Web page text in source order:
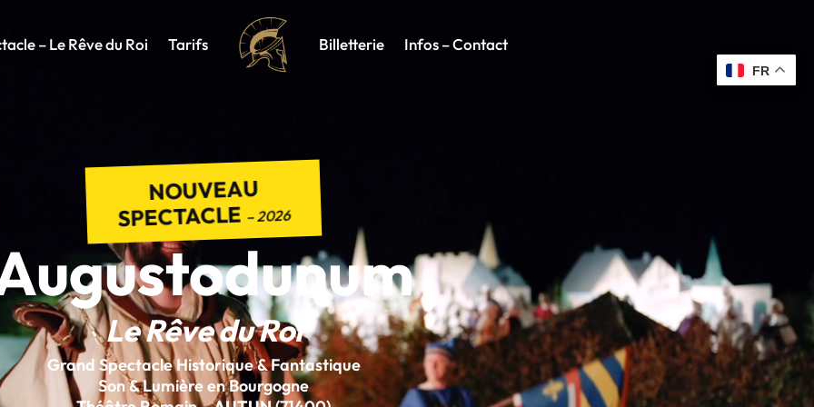
– Le Rêve du Roi Tarifs Billetterie Infos – Contact
NOUVEAU
SPECTACLE – 2026
Le Rêve du Roi
Grand Spectacle Historique & Fantastique
Son & Lumière en Bourgogne
FR